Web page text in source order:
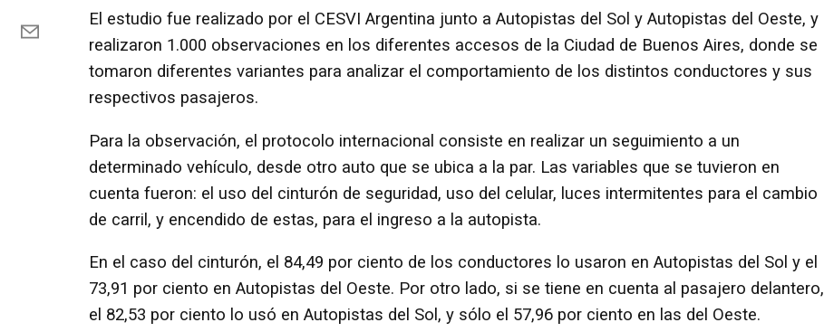
El estudio fue realizado por el CESVI Argentina junto a Autopistas del Sol y Autopistas del Oeste, y
realizaron 1.000 observaciones en los diferentes accesos de la Ciudad de Buenos Aires, donde se
tomaron diferentes variantes para analizar el comportamiento de los distintos conductores y sus
respectivos pasajeros.
Para la observación, el protocolo internacional consiste en realizar un seguimiento a un
determinado vehículo, desde otro auto que se ubica a la par. Las variables que se tuvieron en
cuenta fueron: el uso del cinturón de seguridad, uso del celular, luces intermitentes para el cambio
de carril, y encendido de estas, para el ingreso a la autopista.
En el caso del cinturón, el 84,49 por ciento de los conductores lo usaron en Autopistas del Sol y el
73,91 por ciento en Autopistas del Oeste. Por otro lado, si se tiene en cuenta al pasajero delantero,
el 82,53 por ciento lo usó en Autopistas del Sol, y sólo el 57,96 por ciento en las del Oeste.